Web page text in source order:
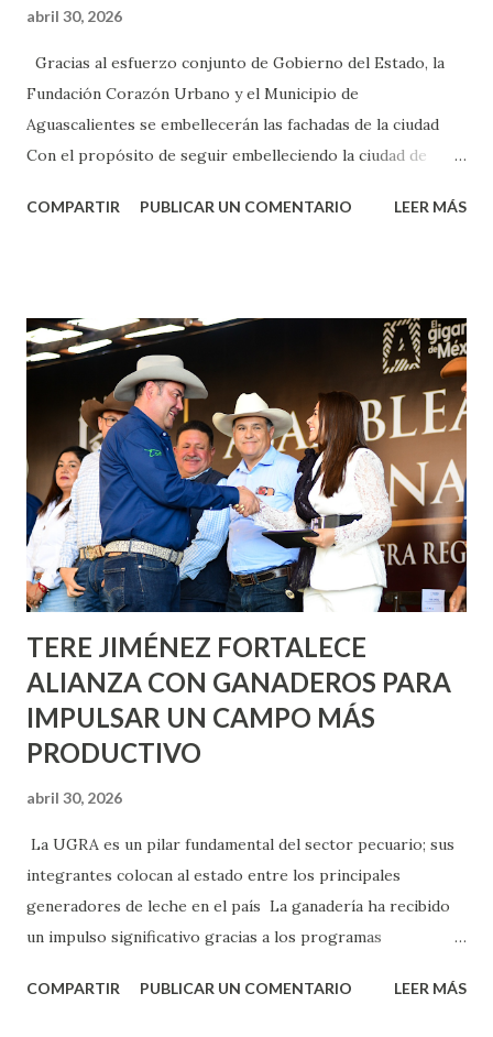
abril 30, 2026
Gracias al esfuerzo conjunto de Gobierno del Estado, la
Fundación Corazón Urbano y el Municipio de
Aguascalientes se embellecerán las fachadas de la ciudad
Con el propósito de seguir embelleciendo la ciudad de
municipal, Leo Montañez dio inicio al programa
Corazón Urbano y el Municipio capital. Leo Montañez
informó que en este programa se usarán cerca de 90 mil
metros cuadrados de pintura, para dar inicio en la calle
Nieto, entre Jesús F. Elizondo y la calle 22 de Octubre, con
lo que se aplicará pintura en 66 casas. Posteriormente se
llevará este programa a Villas de Nuestra Señora de la
Asunción, Avenida Alameda y Decreto 27 de Septiembre, en
los edificios FOVISSSTE Ojo de Agua, en la comunidad
Norias de Paso Hondo y en los edificios de...
COMPARTIR PUBLICAR UN COMENTARIO LEER MÁS
TERE JIMÉNEZ FORTALECE
ALIANZA CON GANADEROS PARA
IMPULSAR UN CAMPO MÁS
PRODUCTIVO
abril 30, 2026
La UGRA es un pilar fundamental del sector pecuario; sus
integrantes colocan al estado entre los principales
generadores de leche en el país La ganadería ha recibido
un impulso significativo gracias a los programas
muestra de su respaldo firme y decidido al campo, la
COMPARTIR PUBLICAR UN COMENTARIO LEER MÁS